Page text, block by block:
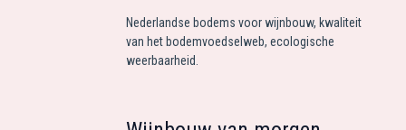
Nederlandse bodems voor wijnbouw, kwaliteit
van het bodemvoedselweb, ecologische
weerbaarheid.